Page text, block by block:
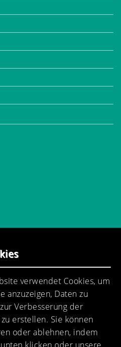
verwendet Cookies, um
anzuzeigen, Daten zu
Verbesserung der
erstellen. Sie können
oder ablehnen, indem
Sie.